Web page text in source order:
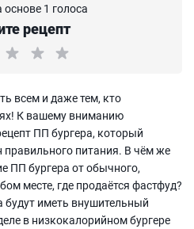
основе 1 голоса
рецепт
всем и даже тем, кто
К вашему вниманию
ПП бургера, который
правильного питания. В чём же
ПП бургера от обычного,
месте, где продаётся фастфуд?
иметь внушительный
в низкокалорийном бургере